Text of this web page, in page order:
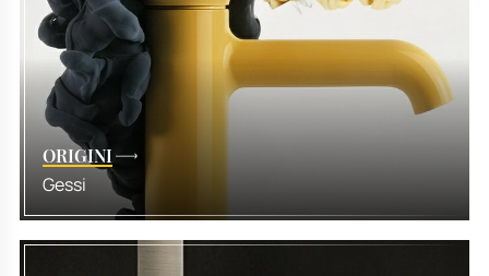
ORIGINI
Gessi